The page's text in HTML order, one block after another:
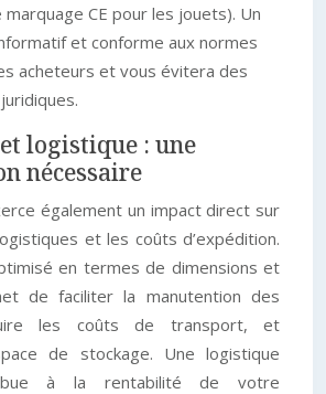
CE pour les jouets). Un
et conforme aux normes
acheteurs et vous évitera des
logistique : une
nécessaire
également un impact direct sur
et les coûts d’expédition.
en termes de dimensions et
de faciliter la manutention des
les coûts de transport, et
de stockage. Une logistique
à la rentabilité de votre